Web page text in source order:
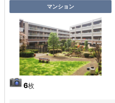
マンション
6枚